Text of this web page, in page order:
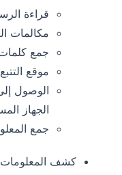
قراءة
مكالمات
جمع كلمات
موقع التتبع
الوصول
الجهاز
جمع
كشف